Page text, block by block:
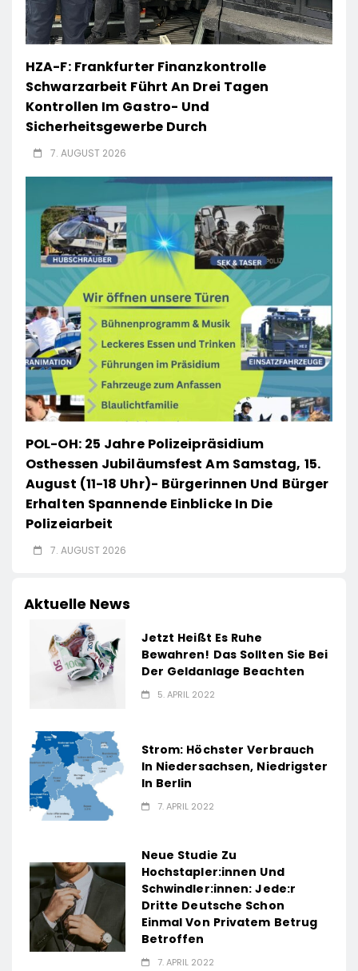
HZA-F: Frankfurter Finanzkontrolle
Schwarzarbeit Führt An Drei Tagen
Kontrollen Im Gastro- Und
Sicherheitsgewerbe Durch
7. AUGUST 2026
POL-OH: 25 Jahre Polizeipräsidium
Osthessen Jubiläumsfest Am Samstag, 15.
August (11-18 Uhr)- Bürgerinnen Und Bürger
Erhalten Spannende Einblicke In Die
Polizeiarbeit
7. AUGUST 2026
Aktuelle News
Jetzt Heißt Es Ruhe
Bewahren! Das Sollten Sie Bei
Der Geldanlage Beachten
5. APRIL 2022
Strom: Höchster Verbrauch
In Niedersachsen, Niedrigster
In Berlin
7. APRIL 2022
Neue Studie Zu
Hochstapler:innen Und
Schwindler:innen: Jede:r
Dritte Deutsche Schon
Einmal Von Privatem Betrug
Betroffen
7. APRIL 2022